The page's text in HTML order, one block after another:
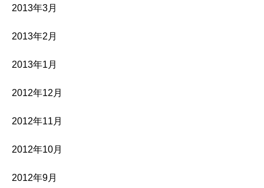
2013年3月
2013年2月
2013年1月
2012年12月
2012年11月
2012年10月
2012年9月